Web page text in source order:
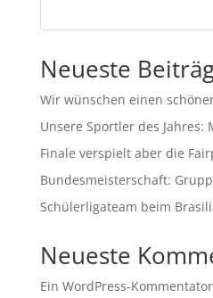
Neueste
Wir wünschen einen
Unsere Sportler des Jahres:
Finale verspielt aber die
Bundesmeisterschaft:
Schülerligateam beim
Neueste
Ein WordPress-Kommentator